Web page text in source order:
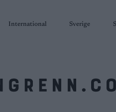
International Sverige